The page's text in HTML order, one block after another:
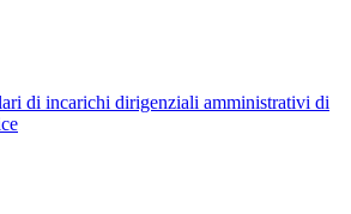
di incarichi dirigenziali amministrativi di